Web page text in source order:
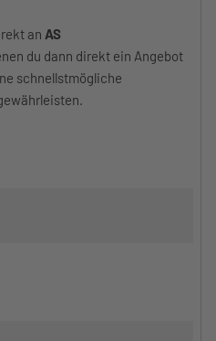
an AS
du dann direkt ein Angebot
schnellstmögliche